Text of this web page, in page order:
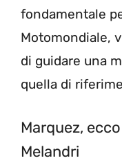
fondamentale
Motomondiale,
di guidare una
quella di
Marquez,
Melandri